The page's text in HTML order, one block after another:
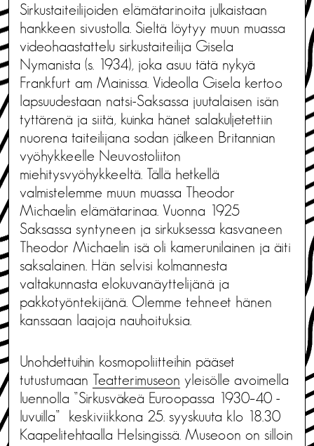
Sirkustaiteilijoiden elämätarinoita julkaistaan
hankkeen sivustolla. Sieltä löytyy muun muassa
videohaastattelu sirkustaiteilija Gisela
Nymanista (s. 1934), joka asuu tätä nykyä
Frankfurt am Mainissa. Videolla Gisela kertoo
lapsuudestaan natsi-Saksassa juutalaisen isän
tyttärenä ja siitä, kuinka hänet salakuljetettiin
nuorena taiteilijana sodan jälkeen Britannian
vyöhykkeelle Neuvostoliiton
miehitysvyöhykkeeltä. Tällä hetkellä
valmistelemme muun muassa Theodor
Michaelin elämätarinaa. Vuonna 1925
Saksassa syntyneen ja sirkuksessa kasvaneen
Theodor Michaelin isä oli kamerunilainen ja äiti
saksalainen. Hän selvisi kolmannesta
valtakunnasta elokuvanäyttelijänä ja
pakkotyöntekijänä. Olemme tehneet hänen
kanssaan laajoja nauhoituksia.
Unohdettuihin kosmopoliitteihin pääset
tutustumaan Teatterimuseon yleisölle avoimella
luennolla ”Sirkusväkeä Euroopassa 1930–40 -
luvuilla” keskiviikkona 25. syyskuuta klo 18.30
Kaapelitehtaalla Helsingissä. Museoon on silloin